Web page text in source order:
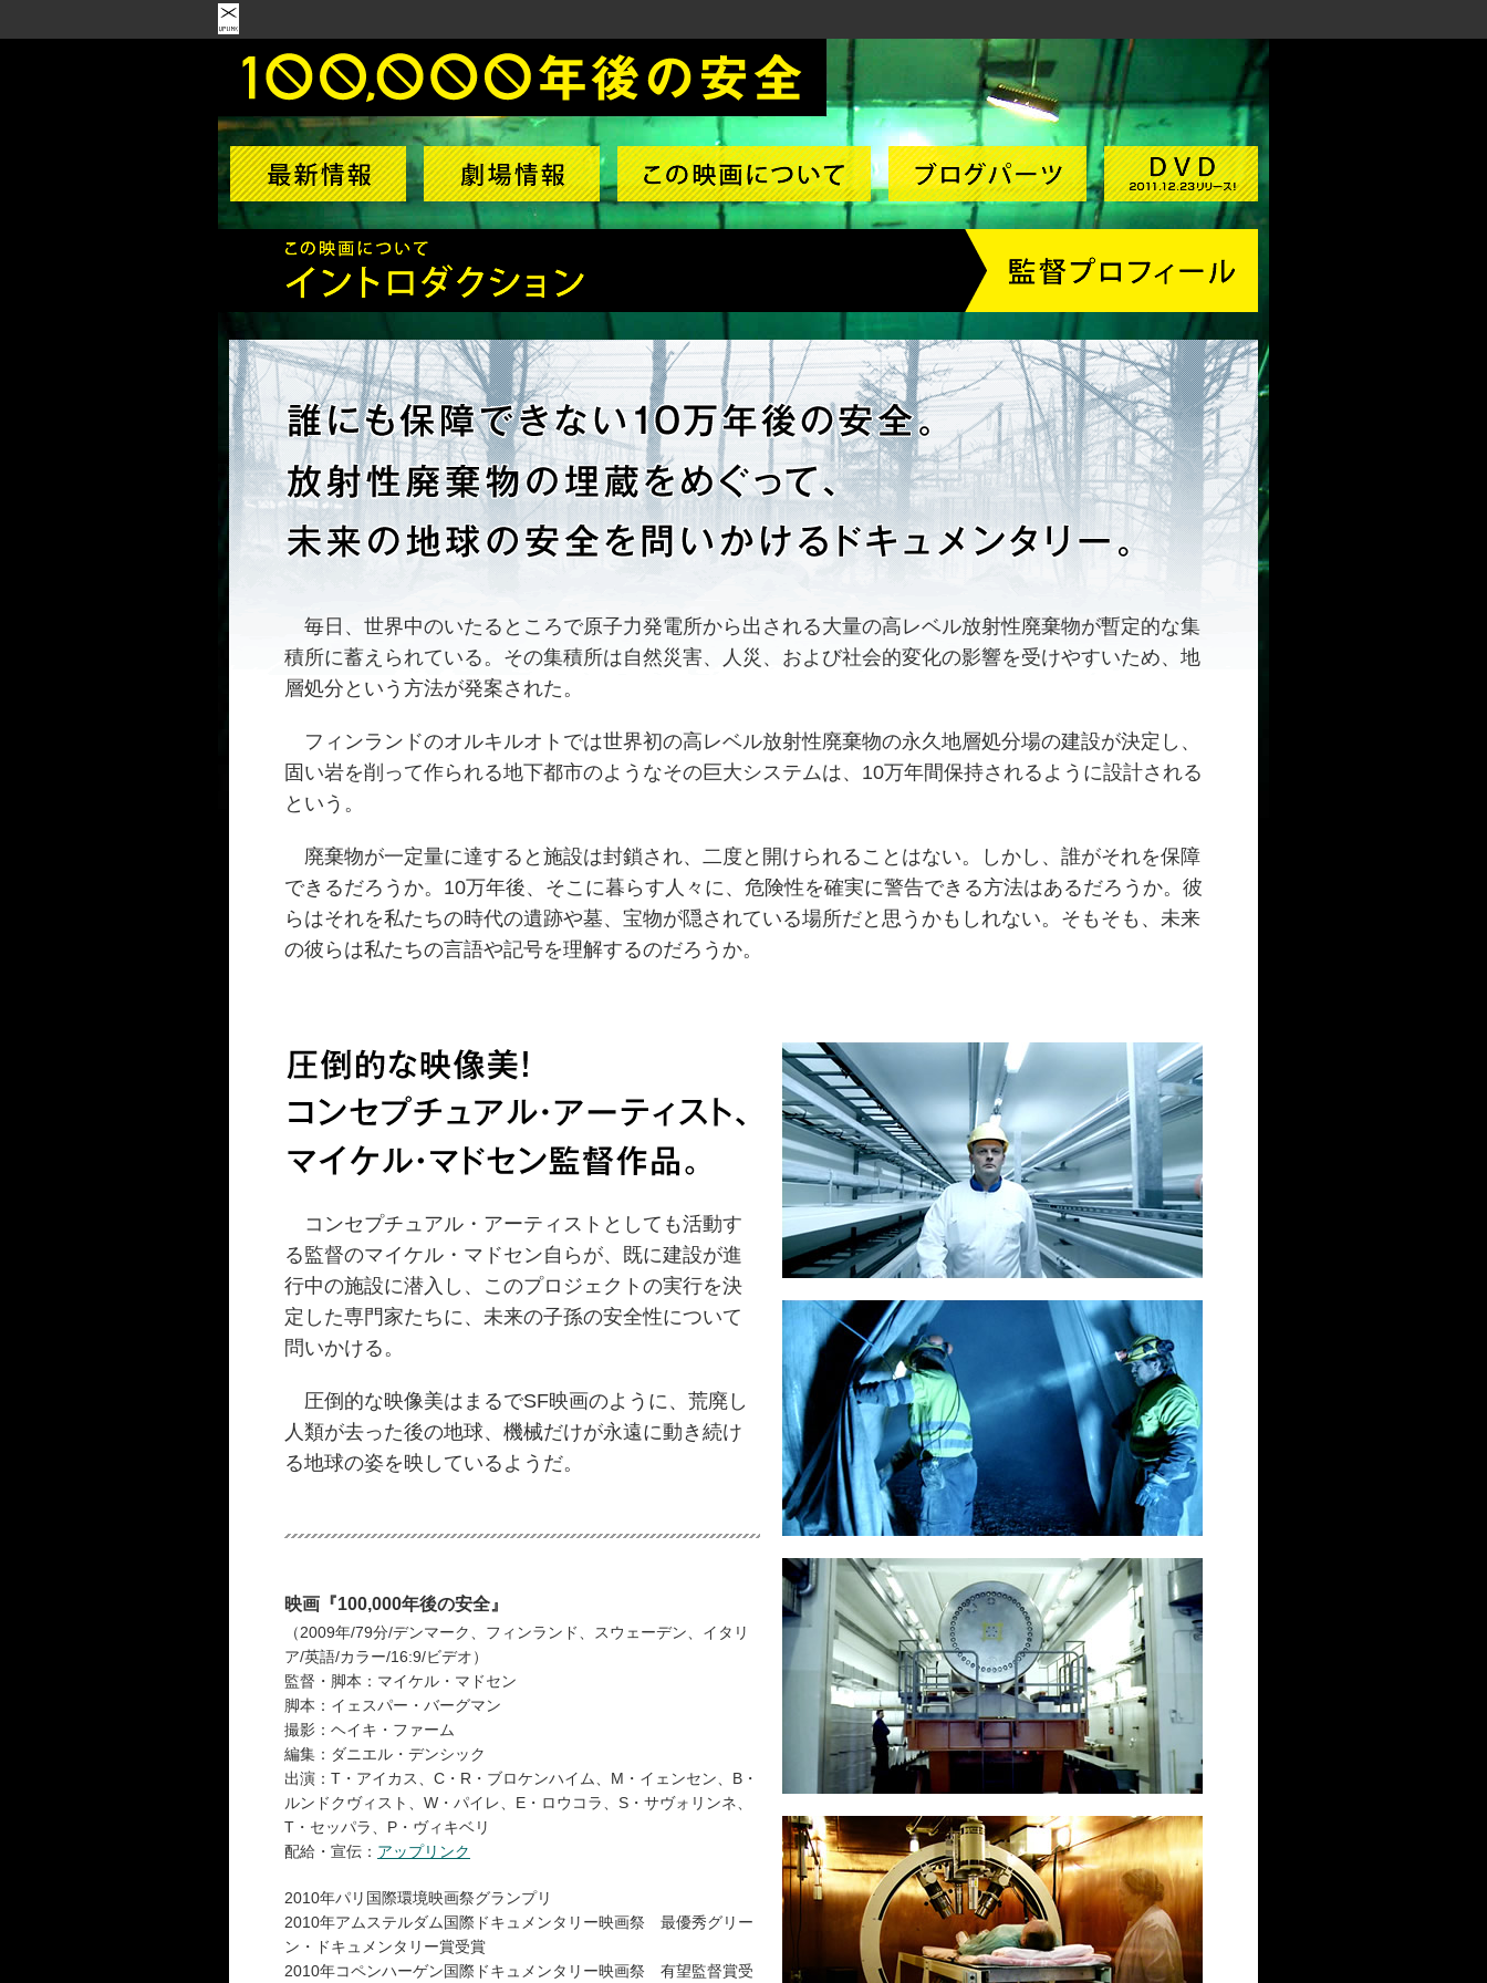
毎日、世界中のいたるところで原子力発電所から出される大量の高レベル放射性廃棄物が暫定的な集
積所に蓄えられている。その集積所は自然災害、人災、および社会的変化の影響を受けやすいため、地
層処分という方法が発案された。
フィンランドのオルキルオトでは世界初の高レベル放射性廃棄物の永久地層処分場の建設が決定し、
固い岩を削って作られる地下都市のようなその巨大システムは、10万年間保持されるように設計される
という。
廃棄物が一定量に達すると施設は封鎖され、二度と開けられることはない。しかし、誰がそれを保障
できるだろうか。10万年後、そこに暮らす人々に、危険性を確実に警告できる方法はあるだろうか。彼
らはそれを私たちの時代の遺跡や墓、宝物が隠されている場所だと思うかもしれない。そもそも、未来
の彼らは私たちの言語や記号を理解するのだろうか。
コンセプチュアル・アーティストとしても活動す
る監督のマイケル・マドセン自らが、既に建設が進
行中の施設に潜入し、このプロジェクトの実行を決
定した専門家たちに、未来の子孫の安全性について
問いかける。
圧倒的な映像美はまるでSF映画のように、荒廃し
人類が去った後の地球、機械だけが永遠に動き続け
る地球の姿を映しているようだ。
映画『100,000年後の安全』
（2009年/79分/デンマーク、フィンランド、スウェーデン、イタリ
ア/英語/カラー/16:9/ビデオ）
監督・脚本：マイケル・マドセン
脚本：イェスパー・バーグマン
撮影：ヘイキ・ファーム
編集：ダニエル・デンシック
出演：T・アイカス、C・R・ブロケンハイム、M・イェンセン、B・
ルンドクヴィスト、W・パイレ、E・ロウコラ、S・サヴォリンネ、
T・セッパラ、P・ヴィキベリ
配給・宣伝： アップリンク
2010年パリ国際環境映画祭グランプリ
2010年アムステルダム国際ドキュメンタリー映画祭 最優秀グリー
ン・ドキュメンタリー賞受賞
2010年コペンハーゲン国際ドキュメンタリー映画祭 有望監督賞受